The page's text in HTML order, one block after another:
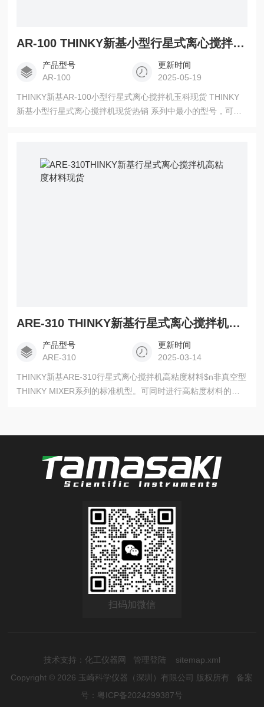
AR-100 THINKY新基小型行星式离心搅拌机现货热销
产品型号
AR-100
更新时间
2025-05-19
THINKY新基AR-100小型行星式离心搅拌机玉科现货 THINKY
新基小型行星式离心搅拌机现货热销 系列中最小的型号，可高
ARE-310 THINKY新基行星式离心搅拌机高粘度材料现货
产品型号
ARE-310
更新时间
2025-03-14
THINKY新基ARE-310行星式离心搅拌机高粘度材料$n非真空型
THINKY MIXER系列的标准机型。可同时进行高粘度材料的混
扫码加微信
技术支持： 化工仪器网 管理登陆
sitemap.xml
Copyright © 2026 玉崎科学仪器（深圳）有限公司 版权所有 备案
号：粤ICP备2024299387号